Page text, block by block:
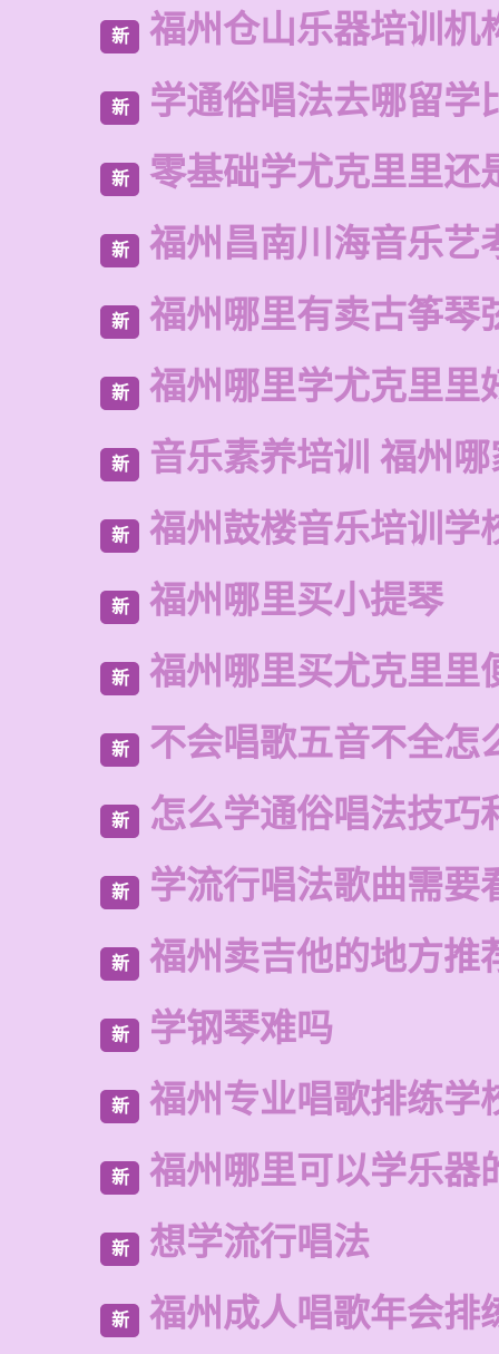
新 福州仓山乐器培训机
新 学通俗唱法去哪留学
新 零基础学尤克里里还
新 福州昌南川海音乐艺
新 福州哪里有卖古筝琴
新 福州哪里学尤克里里
新 音乐素养培训 福州
新 福州鼓楼音乐培训学
新 福州哪里买小提琴
新 福州哪里买尤克里里
新 不会唱歌五音不全怎
新 怎么学通俗唱法技巧
新 学流行唱法歌曲需要
新 福州卖吉他的地方推
新 学钢琴难吗
新 福州专业唱歌排练学
新 福州哪里可以学乐器
新 想学流行唱法
新 福州成人唱歌年会排